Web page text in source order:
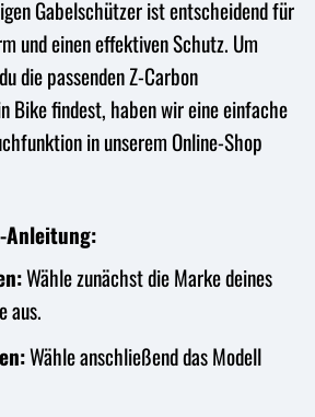
Gabelschützer ist entscheidend für
und einen effektiven Schutz. Um
die passenden Z-Carbon
Bike findest, haben wir eine einfache
in unserem Online-Shop
Wähle zunächst die Marke deines
aus.
Wähle anschließend das Modell